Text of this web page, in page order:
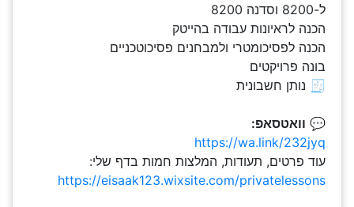
ל-8200 וסדנה 8200
הכנה לראיונות עבודה בהייטק
הכנה לפסיכומטרי ולמבחנים פסיכוטכניים
בונה פרויקטים
🧾 נותן חשבונית
💬 וואטסאפ:
https://wa.link/232jyq
עוד פרטים, תעודות, המלצות חמות בדף שלי:
https://eisaak123.wixsite.com/privatelessons